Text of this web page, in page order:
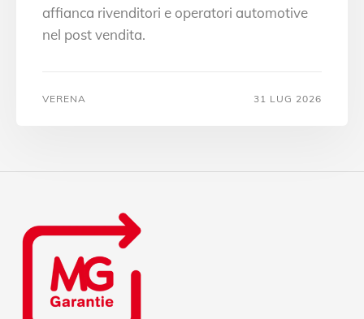
affianca rivenditori e operatori automotive
nel post vendita.
VERENA 31 LUG 2026